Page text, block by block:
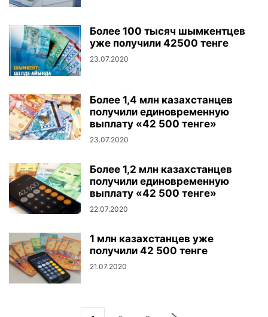
Более 100 тысяч шымкентцев
уже получили 42500 тенге
23.07.2020
Более 1,4 млн казахстанцев
получили единовременную
выплату «42 500 тенге»
23.07.2020
Более 1,2 млн казахстанцев
получили единовременную
выплату «42 500 тенге»
22.07.2020
1 млн казахстанцев уже
получили 42 500 тенге
21.07.2020